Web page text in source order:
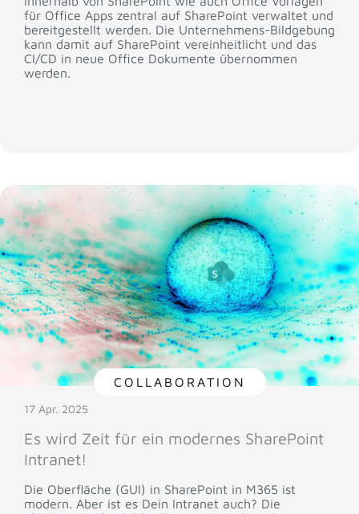
für Office Apps zentral auf SharePoint verwaltet und
bereitgestellt werden. Die Unternehmens-Bildgebung
kann damit auf SharePoint vereinheitlicht und das
CI/CD in neue Office Dokumente übernommen
werden.
COLLABORATION
17 Apr. 2025
Es wird Zeit für ein modernes SharePoint
Intranet!
Die Oberfläche (GUI) in SharePoint in M365 ist
modern. Aber ist es Dein Intranet auch? Die